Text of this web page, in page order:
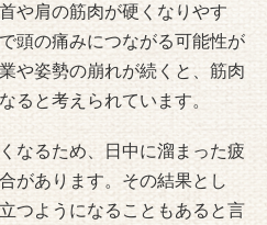
や肩の筋肉が硬くなりやす
頭の痛みにつながる可能性が
や姿勢の崩れが続くと、筋肉
ると考えられています。
なるため、日中に溜まった疲
があります。その結果とし
つようになることもあると言